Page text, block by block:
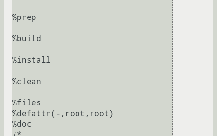
%prep
%build
%install
%clean
%files
%defattr(-,root,root)
%doc